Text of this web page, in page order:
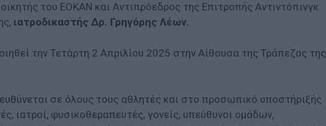
του ΕΟΚΑΝ και Αντιπρόεδρος της Επιτροπής Αντιντόπινγκ
ιατροδικαστής Δρ. Γρηγόρης Λέων.
την Τετάρτη 2 Απριλίου 2025 στην Αίθουσα της Τράπεζας της
σε όλους τους αθλητές και στο προσωπικό υποστήριξής
ιατροί, φυσικοθεραπευτές, γονείς, υπεύθυνοι ομάδων,